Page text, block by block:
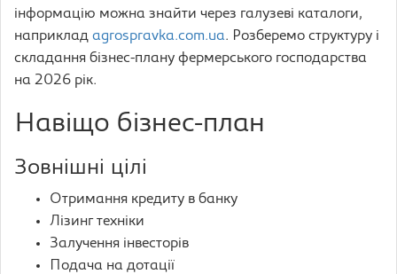
інформацію можна знайти через галузеві каталоги,
наприклад agrospravka.com.ua. Розберемо структуру і
складання бізнес-плану фермерського господарства
на 2026 рік.
Навіщо бізнес-план
Зовнішні цілі
Отримання кредиту в банку
Лізинг техніки
Залучення інвесторів
Подача на дотації